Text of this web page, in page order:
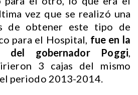
vez que se realizó una
de obtener este tipo de
para el Hospital, fue en la
del gobernador Poggi,
3 cajas del mismo
periodo 2013-2014.